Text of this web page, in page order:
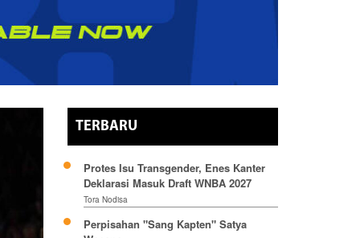
TERBARU
Protes Isu Transgender, Enes Kanter
Deklarasi Masuk Draft WNBA 2027
Tora Nodisa
Perpisahan "Sang Kapten" Satya